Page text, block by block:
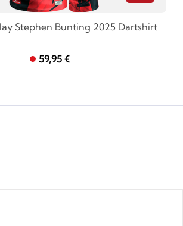
Stephen Bunting 2025 Dartshirt
59,95 €